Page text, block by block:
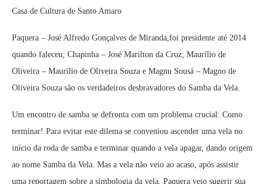
Casa de Cultura de Santo Amaro
Paquera – José Alfredo Gonçalves de Miranda,foi presidente até 2014
quando faleceu; Chapinha – José Marilton da Cruz; Maurílio de
Oliveira – Maurílio de Oliveira Souza e Magnu Sousá – Magno de
Oliveira Souza são os verdadeiros desbravadores do Samba da Vela.
Um encontro de samba se defronta com um problema crucial: Como
terminar! Para evitar este dilema se conveniou ascender uma vela no
início da roda de samba e terminar quando a vela apagar, dando origem
ao nome Samba da Vela. Mas a vela não veio ao acaso, após assistir
uma reportagem sobre a simbologia da vela, Paquera veio sugerir sua